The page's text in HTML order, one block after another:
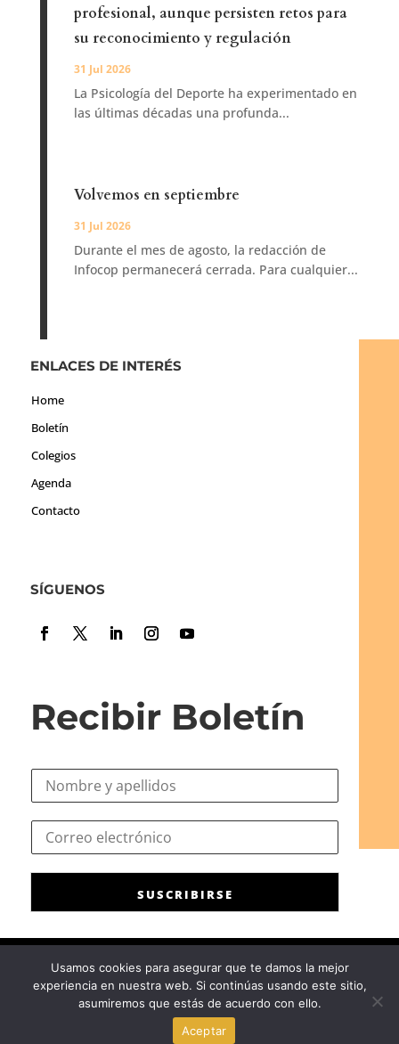
profesional, aunque persisten retos para
su reconocimiento y regulación
31 Jul 2026
La Psicología del Deporte ha experimentado en
las últimas décadas una profunda...
Volvemos en septiembre
31 Jul 2026
Durante el mes de agosto, la redacción de
Infocop permanecerá cerrada. Para cualquier...
ENLACES DE INTERÉS
Home
Boletín
Colegios
Agenda
Contacto
SÍGUENOS
Recibir Boletín
N
r
N
m
b
e
o
r
C
o
e
c
SUSCRIBIRSE
Consejo General de la Psicología de España|Privacidad|Aviso
Legal| Política de cookies
Usamos cookies para asegurar que te damos la mejor
experiencia en nuestra web. Si continúas usando este sitio,
asumiremos que estás de acuerdo con ello.
Aceptar